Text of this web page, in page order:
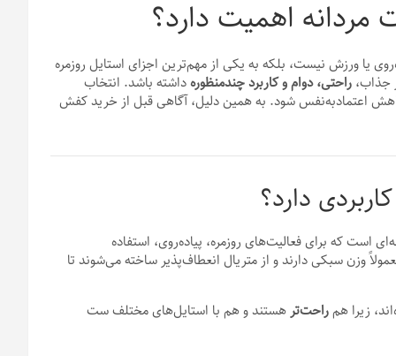
یا ورزش نیست، بلکه به یکی از مهم‌ترین اجزای استایل روزمره
جذاب، راحتی، دوام و کاربرد چندمنظورهداشته باشد. انتخاب
اعتمادبه‌نفس شود. به همین دلیل، آگاهی قبل از خرید کفش
که برای فعالیت‌های روزمره، پیاده‌روی، استفاده
سبکی دارند و از متریال انعطاف‌پذیر ساخته می‌شوند تا
زیرا همراحت‌تر هستند و هم با استایل‌های مختلف ست